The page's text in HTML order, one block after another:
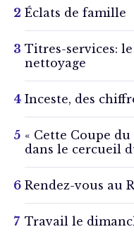
Éclats de famille
Titres-services:
nettoyage
Inceste, des
« Cette Coupe
dans le cercueil
Rendez-vous au
Travail le